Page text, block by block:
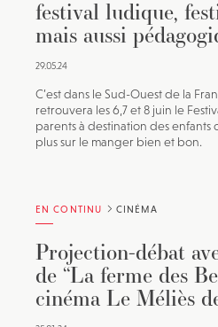
festival ludique,
mais aussi
29.05.24
C’est dans le Sud-Ouest de la
retrouvera les 6,7 et 8 juin le
parents à destination des
plus sur le manger bien et bon.
EN CONTINU CINÉMA
Projection-débat
de “La ferme des
cinéma Le Méliès